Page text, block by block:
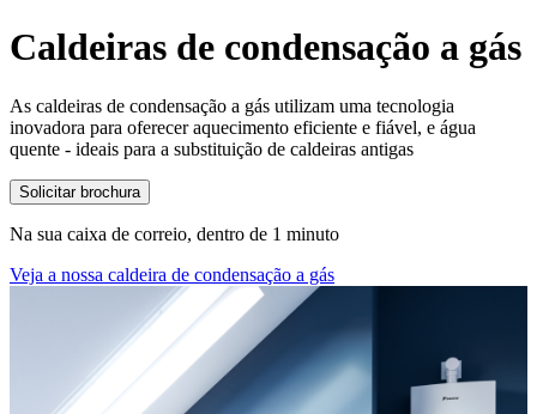
Caldeiras de condensação a gás
As caldeiras de condensação a gás utilizam uma tecnologia
inovadora para oferecer aquecimento eficiente e fiável, e água
quente - ideais para a substituição de caldeiras antigas
Solicitar brochura
Na sua caixa de correio, dentro de 1 minuto
Veja a nossa caldeira de condensação a gás